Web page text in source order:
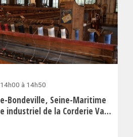
à 14h50
Bondeville Seine-Maritime
industriel de la Corderie Vallois